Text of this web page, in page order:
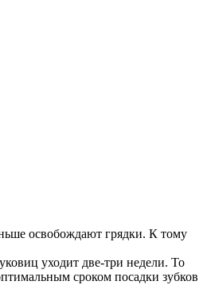
освобождают грядки. К тому
уходит две-три недели. То
сроком посадки зубков